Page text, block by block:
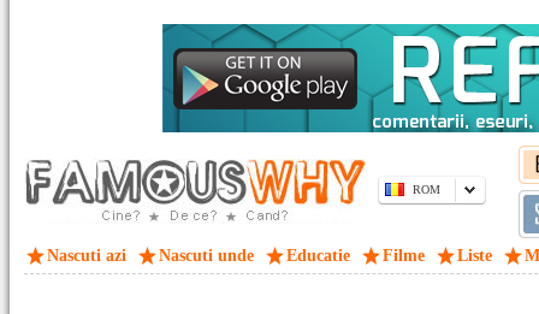
ROM
Nascuti azi Nascuti unde Educatie Filme Liste